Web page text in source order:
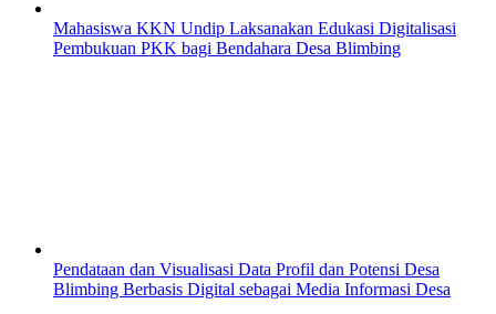
Mahasiswa KKN Undip Laksanakan Edukasi Digitalisasi
Pembukuan PKK bagi Bendahara Desa Blimbing
Pendataan dan Visualisasi Data Profil dan Potensi Desa
Blimbing Berbasis Digital sebagai Media Informasi Desa